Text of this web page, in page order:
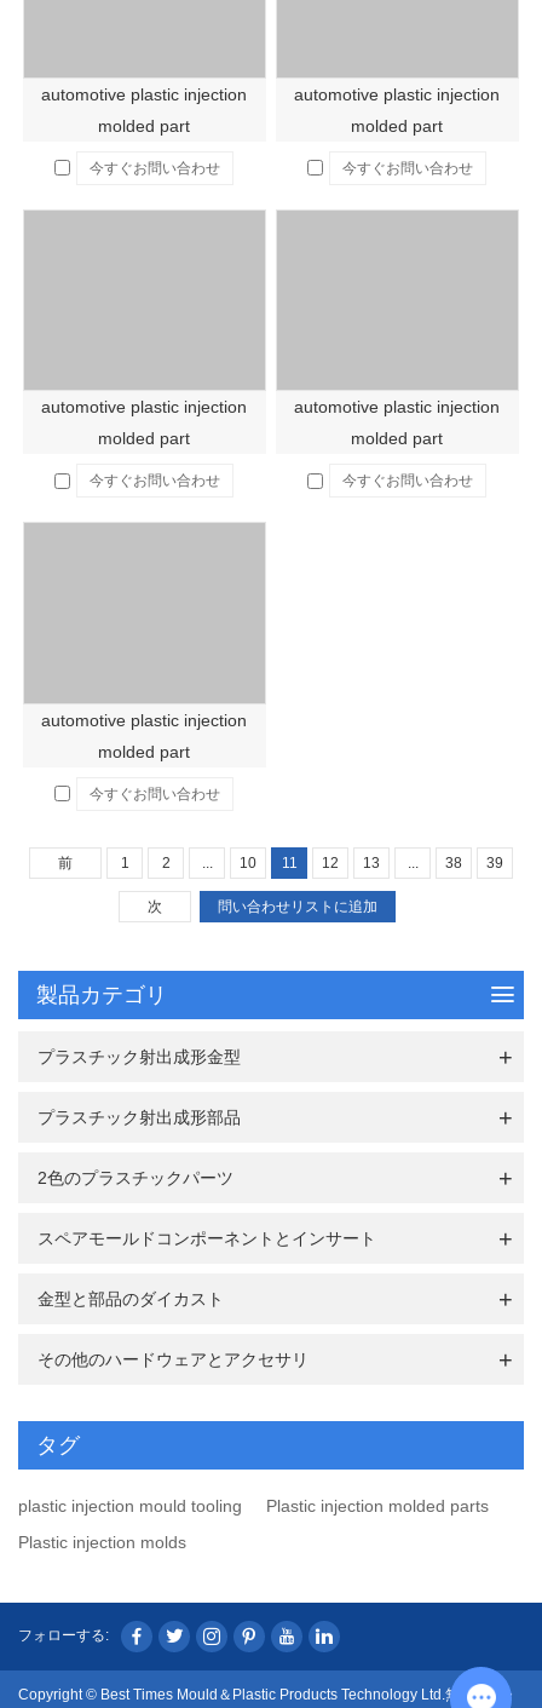
automotive plastic injection
molded part
今すぐお問い合わせ
automotive plastic injection
molded part
今すぐお問い合わせ
automotive plastic injection
molded part
今すぐお問い合わせ
automotive plastic injection
molded part
今すぐお問い合わせ
automotive plastic injection
molded part
今すぐお問い合わせ
前 1 2 10 11 12 13 38 39
次
製品カテゴリ
プラスチック射出成形金型
プラスチック射出成形部品
2色のプラスチックパーツ
スペアモールドコンポーネントとインサート
金型と部品のダイカスト
その他のハードウェアとアクセサリ
タグ
plastic injection mould tooling
Plastic injection molded parts
Plastic injection molds
フォローする:
Copyright © Best Times Mould＆Plastic Products Technology Ltd.無断複写・